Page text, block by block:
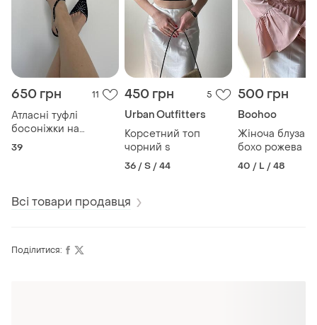
650 грн 11
Атласні туфлі
босоніжки на
підборорах dolcis 39
39
450 грн 5
Urban Outfitters
Корсетний топ
чорний s
36 / S / 44
500 грн
Boohoo
Жіноча блуза в
бохо рожева l
40 / L / 48
Всі товари продавця
Поділитися: